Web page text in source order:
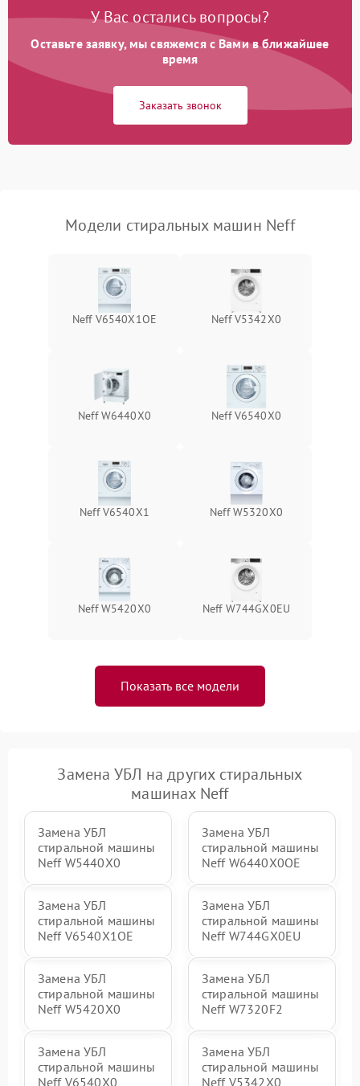
У Вас остались вопросы?
Оставьте заявку, мы свяжемся с Вами в ближайшее
время
Заказать звонок
Модели стиральных машин Neff
Neff V6540X1OE Neff V5342X0
Neff W6440X0 Neff V6540X0
Neff V6540X1 Neff W5320X0
Neff W5420X0 Neff W744GX0EU
Показать все модели
Замена УБЛ на других стиральных
машинах Neff
Замена УБЛ
стиральной машины
Neff W5440X0
Замена УБЛ
стиральной машины
Neff W6440X0OE
Замена УБЛ
стиральной машины
Neff V6540X1OE
Замена УБЛ
стиральной машины
Neff W744GX0EU
Замена УБЛ
стиральной машины
Neff W5420X0
Замена УБЛ
стиральной машины
Neff W7320F2
Замена УБЛ
стиральной машины
Neff V6540X0
Замена УБЛ
стиральной машины
Neff V5342X0